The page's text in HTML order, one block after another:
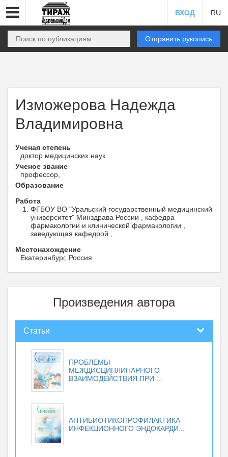
ВХОД RU
Отправить рукопись
Изможерова Надежда
Владимировна
Ученая степень
доктор медицинских наук
Ученое звание
профессор,
Образование
Работа
ФГБОУ ВО "Уральский государственный медицинский
университет" Минздрава России , кафедра
фармакологии и клинической фармакологии ,
заведующая кафедрой ,
Местонахождение
Екатеринбург, Россия
Произведения автора
Статьи
ПРОБЛЕМЫ
МЕЖДИСЦИПЛИНАРНОГО
ВЗАИМОДЕЙСТВИЯ ПРИ ...
АНТИБИОТИКОПРОФИЛАКТИКА
ИНФЕКЦИОННОГО ЭНДОКАРДИ...